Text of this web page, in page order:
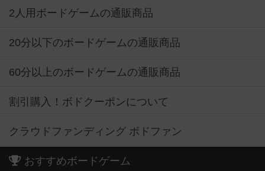
2人用ボードゲームの通販商品
20分以下のボードゲームの通販商品
60分以上のボードゲームの通販商品
割引購入！ボドクーポンについて
クラウドファンディング ボドファン
おすすめボードゲーム